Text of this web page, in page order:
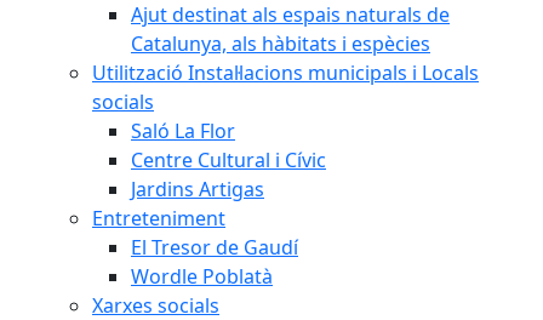
Ajut destinat als espais naturals de
Catalunya, als hàbitats i espècies
Utilització Instal·lacions municipals i Locals
socials
Saló La Flor
Centre Cultural i Cívic
Jardins Artigas
Entreteniment
El Tresor de Gaudí
Wordle Poblatà
Xarxes socials